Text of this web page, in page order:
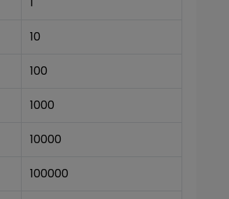
10
100
1000
10000
100000